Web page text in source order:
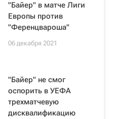
"Байер" в матче Лиги
Европы против
"Ференцвароша"
06 декабря 2021
"Байер" не смог
оспорить в УЕФА
трехматчевую
дисквалификацию